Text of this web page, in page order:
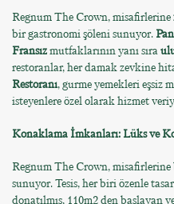
Regnum The Crown, misafirlerine
bir gastronomi şöleni sunuyor.
Fransızmutfaklarının yanı sıra
restoranlar, her damak zevkine
Restoranı, gurme yemekleri eşsiz
isteyenlere özel olarak hizmet
Konaklama İmkanları: Lüks ve
Regnum The Crown,
sunuyor. Tesis, her biri özenle
donatılmış, 110m2 den başlayan